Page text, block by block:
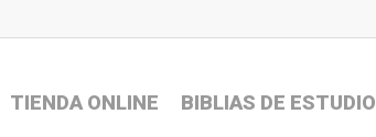
TIENDA ONLINE BIBLIAS DE ESTUDIO